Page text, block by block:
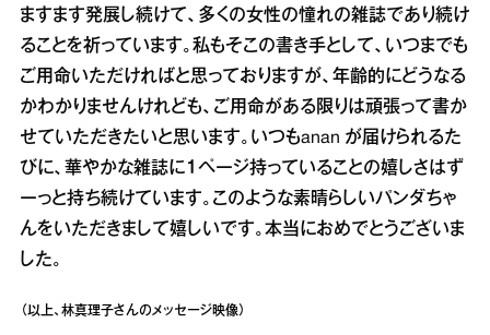
ますます発展し続けて、多くの女性の憧れの雑誌であり続け
ることを祈っています。私もそこの書き手として、いつまでも
ご用命いただければと思っておりますが、年齢的にどうなる
かわかりませんけれども、ご用命がある限りは頑張って書か
せていただきたいと思います。いつもanan が届けられるた
びに、華やかな雑誌に１ページ持っていることの嬉しさはず
ーっと持ち続けています。このような素晴らしいパンダちゃ
んをいただきまして嬉しいです。本当におめでとうございま
した。
（以上、林真理子さんのメッセージ映像）